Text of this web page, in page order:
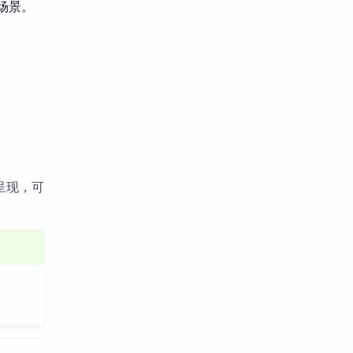
。
现，可